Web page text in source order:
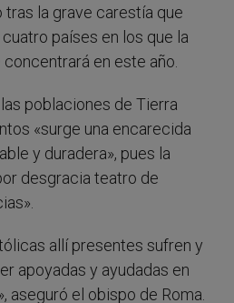
tras la grave carestía que
países en los que la
concentrará en este año.
poblaciones de Tierra
«surge una encarecida
y duradera», pues la
desgracia teatro de
allí presentes sufren y
apoyadas y ayudadas en
aseguró el obispo de Roma.